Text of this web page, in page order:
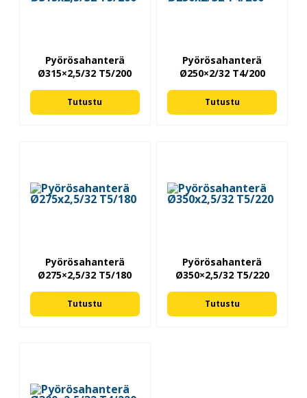
Pyörösahanterä
Ø315×2,5/32 T5/200
Tutustu
Pyörösahanterä
Ø250×2/32 T4/200
Tutustu
Pyörösahanterä
Ø275×2,5/32 T5/180
Tutustu
Pyörösahanterä
Ø350×2,5/32 T5/220
Tutustu